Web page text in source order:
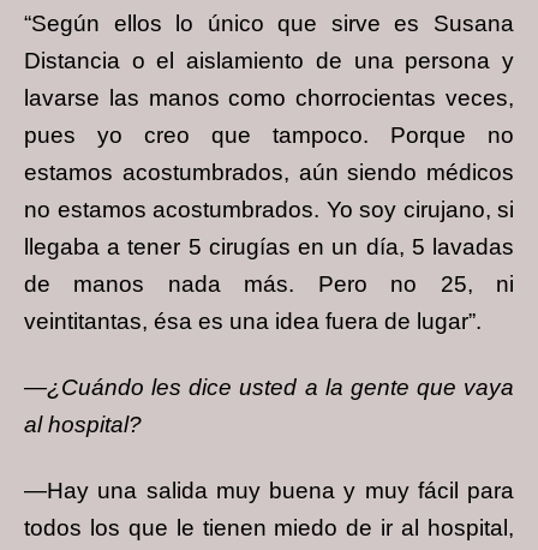
“Según ellos lo único que sirve es Susana
Distancia o el aislamiento de una persona y
lavarse las manos como chorrocientas veces,
pues yo creo que tampoco. Porque no
estamos acostumbrados, aún siendo médicos
no estamos acostumbrados. Yo soy cirujano, si
llegaba a tener 5 cirugías en un día, 5 lavadas
de manos nada más. Pero no 25, ni
veintitantas, ésa es una idea fuera de lugar”.
—¿Cuándo les dice usted a la gente que vaya
al hospital?
—Hay una salida muy buena y muy fácil para
todos los que le tienen miedo de ir al hospital,